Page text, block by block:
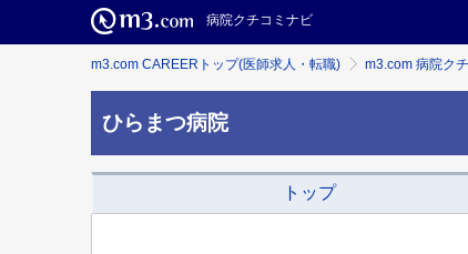
病院クチコミナビ
m3.com CAREERトップ(医師求人・転職) m3.com 病院ク
ひらまつ病院
トップ